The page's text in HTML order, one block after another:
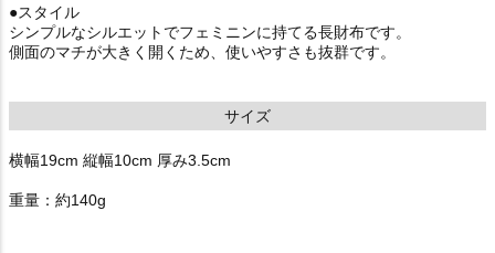
●スタイル
シンプルなシルエットでフェミニンに持てる長財布です。
側面のマチが大きく開くため、使いやすさも抜群です。
サイズ
横幅19cm 縦幅10cm 厚み3.5cm
重量：約140g